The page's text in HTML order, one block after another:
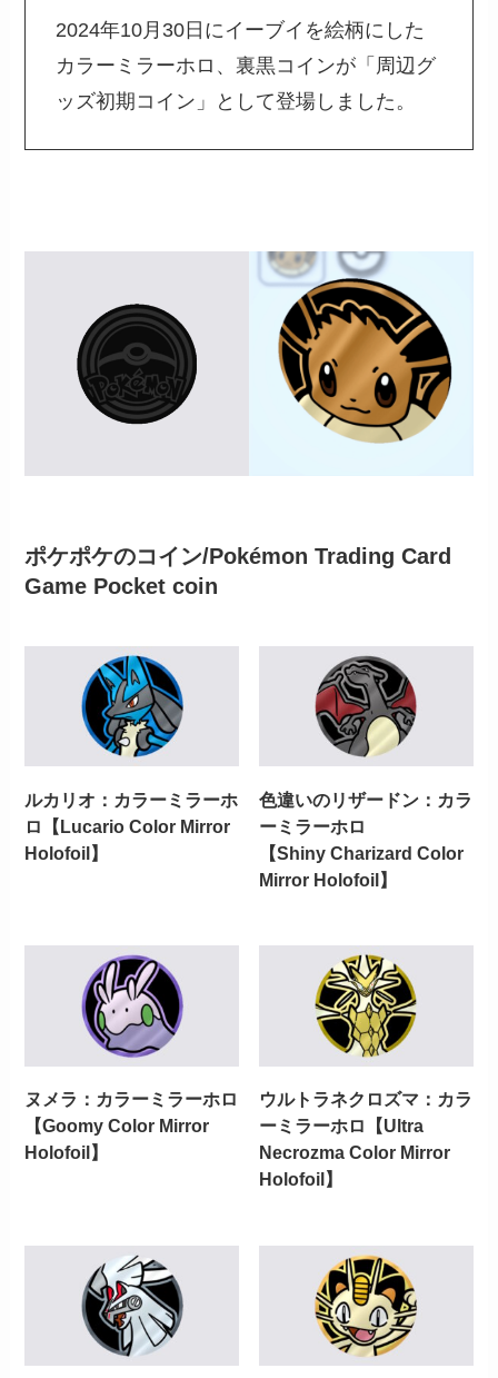
2024年10月30日にイーブイを絵柄にした
カラーミラーホロ、裏黒コインが「周辺グ
ッズ初期コイン」として登場しました。
ポケポケのコイン/Pokémon Trading Card
Game Pocket coin
ルカリオ：カラーミラーホ
ロ【Lucario Color Mirror
Holofoil】
色違いのリザードン：カラ
ーミラーホロ
【Shiny Charizard Color
Mirror Holofoil】
ヌメラ：カラーミラーホロ
【Goomy Color Mirror
Holofoil】
ウルトラネクロズマ：カラ
ーミラーホロ【Ultra
Necrozma Color Mirror
Holofoil】